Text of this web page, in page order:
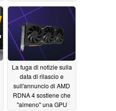
denominazione
12/23/2024
La fuga di notizie sulla
data di rilascio e
sull'annuncio di AMD
RDNA 4 sostiene che
"almeno" una GPU